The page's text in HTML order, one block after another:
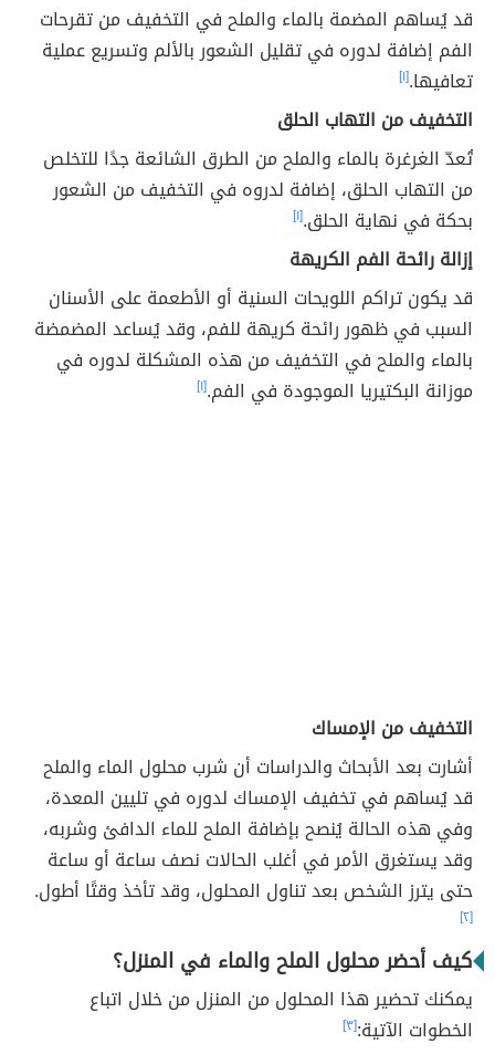
قد يُساهم المضمة بالماء والملح في التخفيف من تقرحات
الفم إضافة لدوره في تقليل الشعور بالألم وتسريع عملية
تعافيها.[١]
التخفيف من التهاب الحلق
تُعدّ الغرغرة بالماء والملح من الطرق الشائعة جدًا للتخلص
من التهاب الحلق، إضافة لدروه في التخفيف من الشعور
بحكة في نهاية الحلق.[١]
إزالة رائحة الفم الكريهة
قد يكون تراكم اللويحات السنية أو الأطعمة على الأسنان
السبب في ظهور رائحة كريهة للفم، وقد يُساعد المضمضة
بالماء والملح في التخفيف من هذه المشكلة لدوره في
موزانة البكتيريا الموجودة في الفم.[١]
التخفيف من الإمساك
أشارت بعد الأبحاث والدراسات أن شرب محلول الماء والملح
قد يُساهم في تخفيف الإمساك لدوره في تليين المعدة،
وفي هذه الحالة يُنصح بإضافة الملح للماء الدافئ وشربه،
وقد يستغرق الأمر في أغلب الحالات نصف ساعة أو ساعة
حتى يترز الشخص بعد تناول المحلول، وقد تأخذ وقتًا أطول.
[٢]
كيف أحضر محلول الملح والماء في المنزل؟
يمكنك تحضير هذا المحلول من المنزل من خلال اتباع
الخطوات الآتية:[٣]